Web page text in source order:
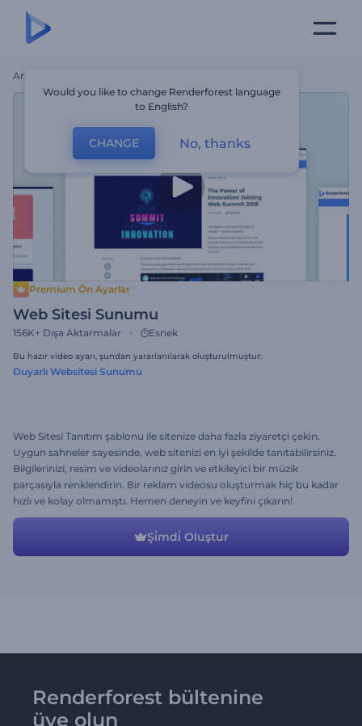
Ana Sayfa
Premium Ön Ayarlar
Web Sitesi Sunumu
156K+ Dışa Aktarmalar Esnek
Bu hazır video ayarı, şundan yararlanılarak oluşturulmuştur:
Duyarlı Websitesi Sunumu
Web Sitesi Tanıtım şablonu ile sitenize daha fazla ziyaretçi çekin.
Uygun sahneler sayesinde, web sitenizi en iyi şekilde tanıtabilirsiniz.
Bilgilerinizi, resim ve videolarınız girin ve etkileyici bir müzik
parçasıyla renklendirin. Bir reklam videosu oluşturmak hiç bu kadar
hızlı ve kolay olmamıştı. Hemen deneyin ve keyfini çıkarın!
Şi̇mdi̇ Oluştur
Renderforest bültenine
üye olun
Would you like to change Renderforest language
to English?
CHANGE No, thanks